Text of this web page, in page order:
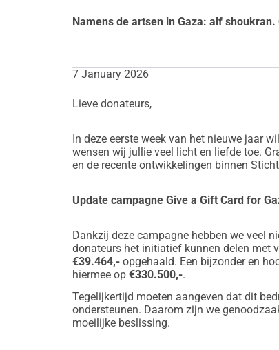
Namens de artsen in Gaza: alf
7 January 2026
Lieve donateurs,
In deze eerste week van het nieuwe jaar
wensen wij jullie veel licht en liefde toe.
en de recente ontwikkelingen binnen
Update campagne Give a Gift Card for
Dankzij deze campagne hebben we veel
donateurs het initiatief kunnen delen met
€39.464,- opgehaald. Een bijzonder en
hiermee op €330.500,-.
Tegelijkertijd moeten aangeven dat dit
ondersteunen. Daarom zijn we
moeilijke beslissing.